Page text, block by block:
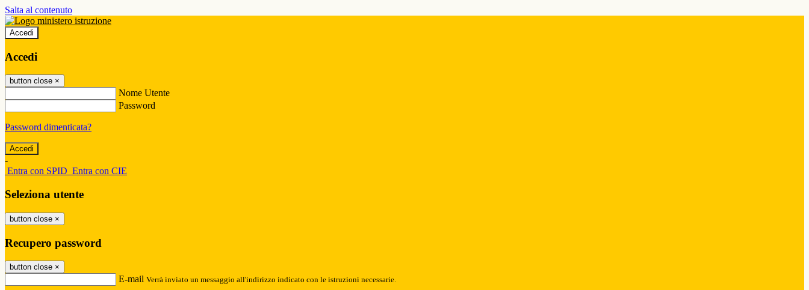
Salta al contenuto
Accedi
Accedi
button close ×
Nome Utente
Password
Password dimenticata?
-
Entra con SPID Entra con CIE
Seleziona utente
button close ×
Recupero password
button close ×
E-mail Verrà inviato un messaggio all'indirizzo indicato con le istruzioni necessarie.